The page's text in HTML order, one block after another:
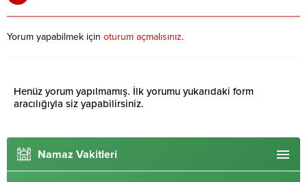
Yorum yapabilmek için oturum açmalısınız.
Henüz yorum yapılmamış. İlk yorumu yukarıdaki form
aracılığıyla siz yapabilirsiniz.
Namaz Vakitleri